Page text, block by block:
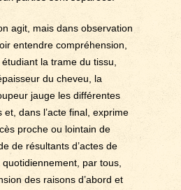
agit, mais dans observation
entendre compréhension,
la trame du tissu,
du cheveu, la
jauge les différentes
dans l’acte final, exprime
proche ou lointain de
de résultants d’actes de
par tous,
des raisons d’abord et